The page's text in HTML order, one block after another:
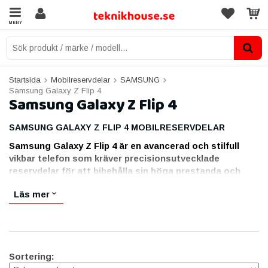
MENY
Startsida Mobilreservdelar
SAMSUNG
Samsung Galaxy Z Flip 4
Samsung Galaxy Z Flip 4
SAMSUNG GALAXY Z FLIP 4 MOBILRESERVDELAR
Samsung Galaxy Z Flip 4 är en avancerad och stilfull
vikbar telefon som kräver precisionsutvecklade
reservdelar för att bibehålla sin höga prestanda och
Vår kategori för Galaxy Z Flip 4 mobilreservdelar erbjuder ett
noggrant utvalda för att möta Samsungs höga
Läs mer
Sortering: